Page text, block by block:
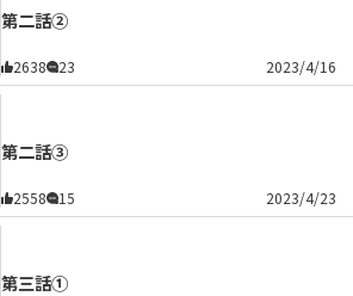
第二話②
2638 23 2023/4/16
第二話③
2558 15 2023/4/23
第三話①